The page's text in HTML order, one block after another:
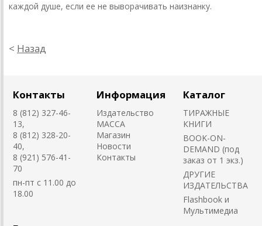
каждой душе, если ее не выворачивать наизнанку.
< Назад
Контакты
8 (812) 327-46-
13,
8 (812) 328-20-
40,
8 (921) 576-41-
70
пн-пт с 11.00 до
18.00
Информация
Издательство
MACCA
Магазин
Новости
Контакты
Каталог
ТИРАЖНЫЕ
КНИГИ
BOOK-ON-
DEMAND (под
заказ от 1 экз.)
ДРУГИЕ
ИЗДАТЕЛЬСТВА
Flashbook и
Мультимедиа